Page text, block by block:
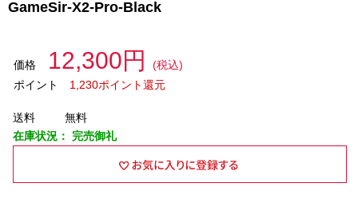
GameSir-X2-Pro-Black
価格 12,300円
(税込)
ポイント
1,230ポイント還元
送料
無料
在庫状況： 完売御礼